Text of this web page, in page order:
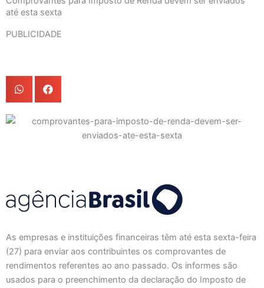
até esta sexta
PUBLICIDADE
As empresas e instituições financeiras têm até esta sexta-feira
(27) para enviar aos contribuintes os comprovantes de
rendimentos referentes ao ano passado. Os informes são
usados para o preenchimento da declaração do Imposto de